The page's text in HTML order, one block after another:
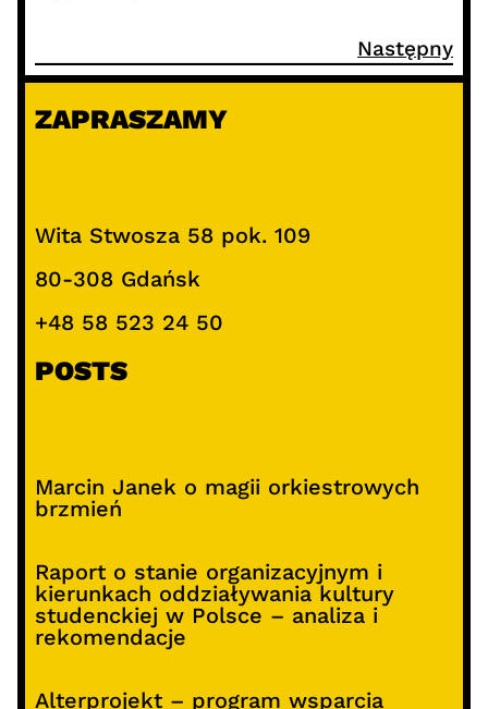
Następny
ZAPRASZAMY
Wita Stwosza 58 pok. 109
80-308 Gdańsk
+48 58 523 24 50
POSTS
Marcin Janek o magii orkiestrowych
brzmień
Raport o stanie organizacyjnym i
kierunkach oddziaływania kultury
studenckiej w Polsce – analiza i
rekomendacje
Alterprojekt – program wsparcia